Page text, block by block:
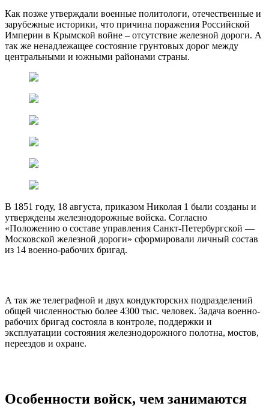
Как позже утверждали военные политологи, отечественные и
зарубежные историки, что причина поражения Российской
Империи в Крымской войне – отсутствие железной дороги. А
так же ненадлежащее состояние грунтовых дорог между
центральными и южными районами страны.
В 1851 году, 18 августа, приказом Николая 1 были созданы и
утверждены железнодорожные войска. Согласно
«Положению о составе управления Санкт-Петербургской —
Московской железной дороги» сформировали личный состав
из 14 военно-рабочих бригад.
А так же телеграфной и двух кондукторских подразделений
общей численностью более 4300 тыс. человек. Задача военно-
рабочих бригад состояла в контроле, поддержки и
эксплуатации состояния железнодорожного полотна, мостов,
переездов и охране.
Особенности войск, чем занимаются